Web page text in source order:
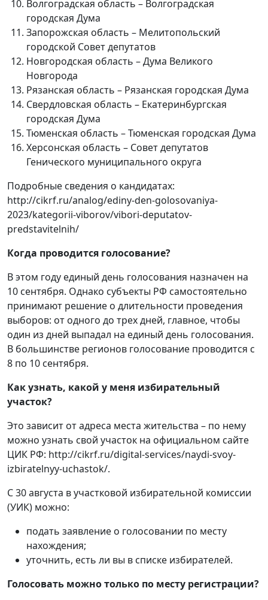
Волгоградская область – Волгоградская
городская Дума
Запорожская область – Мелитопольский
городской Совет депутатов
Новгородская область – Дума Великого
Новгорода
Рязанская область – Рязанская городская Дума
Свердловская область – Екатеринбургская
городская Дума
Тюменская область – Тюменская городская Дума
Херсонская область – Совет депутатов
Генического муниципального округа
Подробные сведения о кандидатах:
http://cikrf.ru/analog/ediny-den-golosovaniya-
2023/kategorii-viborov/vibori-deputatov-
predstavitelnih/
Когда проводится голосование?
В этом году единый день голосования назначен на
10 сентября. Однако субъекты РФ самостоятельно
принимают решение о длительности проведения
выборов: от одного до трех дней, главное, чтобы
один из дней выпадал на единый день голосования.
В большинстве регионов голосование проводится с
8 по 10 сентября.
Как узнать, какой у меня избирательный
участок?
Это зависит от адреса места жительства – по нему
можно узнать свой участок на официальном сайте
ЦИК РФ: http://cikrf.ru/digital-services/naydi-svoy-
izbiratelnyy-uchastok/.
С 30 августа в участковой избирательной комиссии
(УИК) можно:
подать заявление о голосовании по месту
нахождения;
уточнить, есть ли вы в списке избирателей.
Голосовать можно только по месту регистрации?